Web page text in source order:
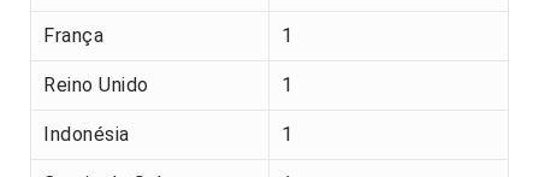
França 1
Reino Unido 1
Indonésia 1